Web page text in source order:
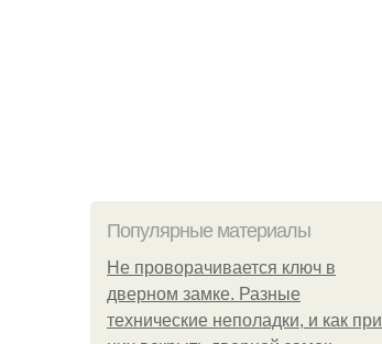
Популярные материалы
Не проворачивается ключ в
дверном замке. Разные
технические неполадки, и как при